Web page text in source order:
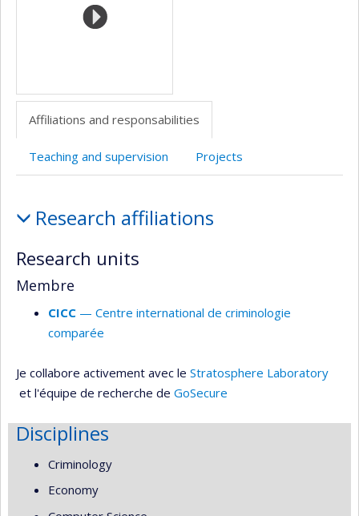
de
recherche
Affiliations and responsabilities
Teaching and supervision Projects
and
responsabilities
Research affiliations
Research units
Membre
CICC — Centre international de criminologie
comparée
Je collabore activement avec le Stratosphere Laboratory
et l'équipe de recherche de GoSecure
Disciplines
Criminology
Economy